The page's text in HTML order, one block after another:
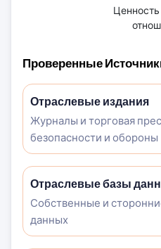
Ценность
Проверенные
Отраслевые издания
Журналы и торговая
безопасности и обороны
Отраслевые базы
Собственные и
данных